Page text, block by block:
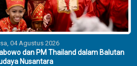
04 Agustus 2026
dan PM Thailand dalam Balutan
Nusantara